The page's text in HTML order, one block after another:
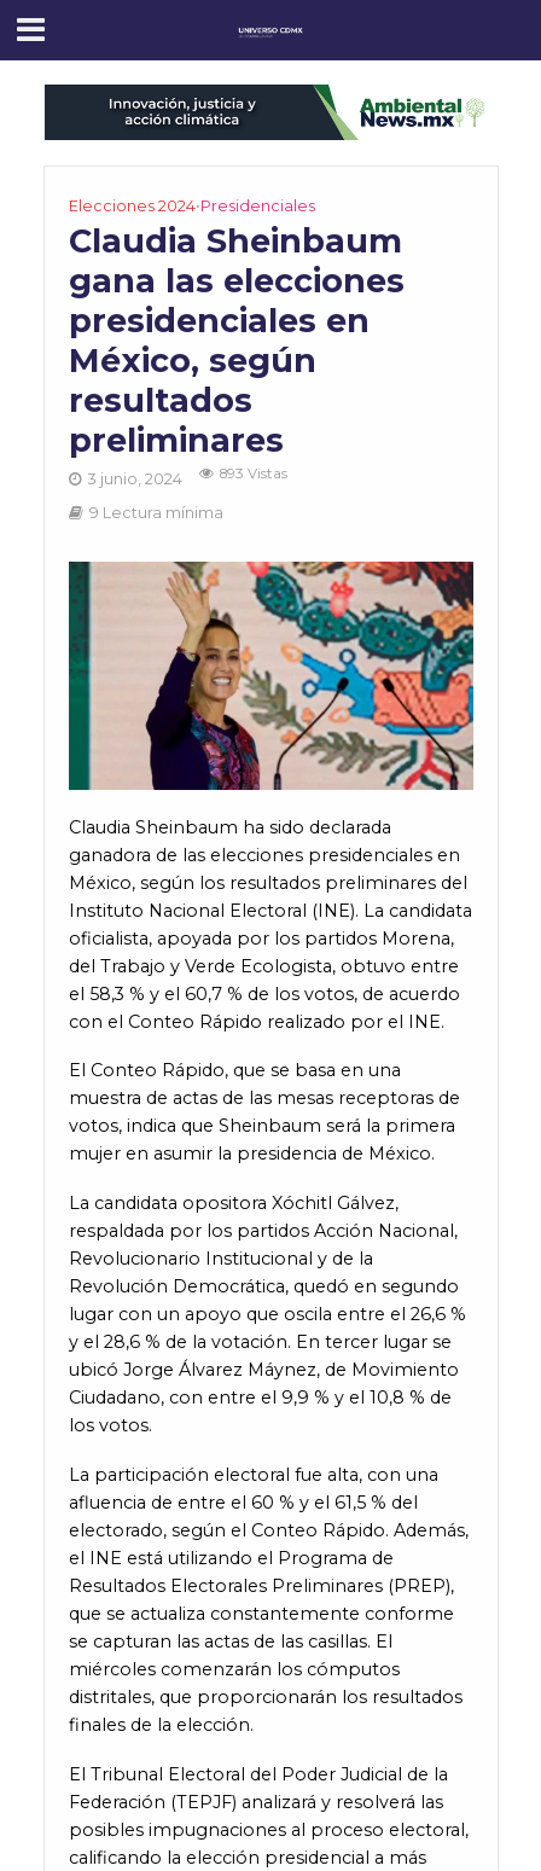
Elecciones 2024•Presidenciales
Claudia Sheinbaum
gana las elecciones
presidenciales en
México, según
resultados
preliminares
3 junio, 2024 893 Vistas
9 Lectura mínima
Claudia Sheinbaum ha sido declarada
ganadora de las elecciones presidenciales en
México, según los resultados preliminares del
Instituto Nacional Electoral (INE). La candidata
oficialista, apoyada por los partidos Morena,
del Trabajo y Verde Ecologista, obtuvo entre
el 58,3 % y el 60,7 % de los votos, de acuerdo
con el Conteo Rápido realizado por el INE.
El Conteo Rápido, que se basa en una
muestra de actas de las mesas receptoras de
votos, indica que Sheinbaum será la primera
mujer en asumir la presidencia de México.
La candidata opositora Xóchitl Gálvez,
respaldada por los partidos Acción Nacional,
Revolucionario Institucional y de la
Revolución Democrática, quedó en segundo
lugar con un apoyo que oscila entre el 26,6 %
y el 28,6 % de la votación. En tercer lugar se
ubicó Jorge Álvarez Máynez, de Movimiento
Ciudadano, con entre el 9,9 % y el 10,8 % de
los votos.
La participación electoral fue alta, con una
afluencia de entre el 60 % y el 61,5 % del
electorado, según el Conteo Rápido. Además,
el INE está utilizando el Programa de
Resultados Electorales Preliminares (PREP),
que se actualiza constantemente conforme
se capturan las actas de las casillas. El
miércoles comenzarán los cómputos
distritales, que proporcionarán los resultados
finales de la elección.
El Tribunal Electoral del Poder Judicial de la
Federación (TEPJF) analizará y resolverá las
posibles impugnaciones al proceso electoral,
calificando la elección presidencial a más